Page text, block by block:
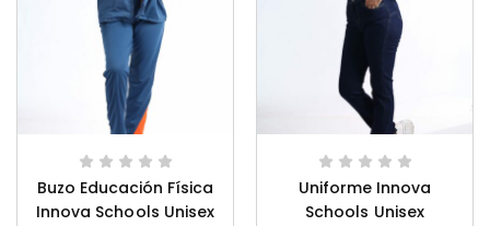
Buzo Educación Física
Innova Schools Unisex
Uniforme Innova
Schools Unisex